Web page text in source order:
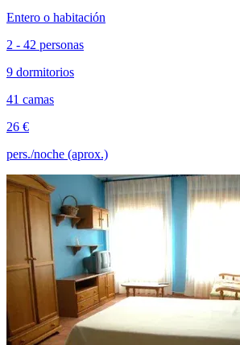
Entero o habitación
2 - 42 personas
9 dormitorios
41 camas
26 €
pers./noche (aprox.)